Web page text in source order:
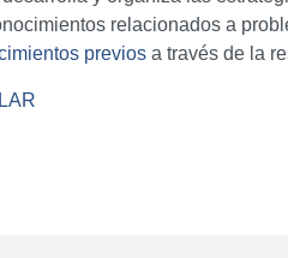
relacionados a
previos a través de la